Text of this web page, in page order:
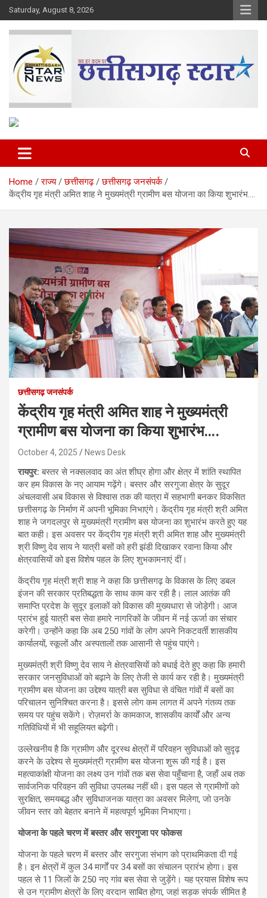
Skip
to
content
Saturday, August 8, 2026
Chhattisgarh Star
Home राज्य छत्तीसगढ़
छत्तीसगढ़ जनसंपर्क
केंद्रीय गृह मंत्री अमित शाह ने मुख्यमंत्री ग्रामीण बस योजना का किया शुभारंभ….
छत्तीसगढ़ जनसंपर्क
केंद्रीय गृह मंत्री अमित शाह ने मुख्यमंत्री
ग्रामीण बस योजना का किया शुभारंभ….
October 4, 2025 News Desk
रायपुर:बस्तर से नक्सलवाद का अंत शीघ्र होगा और क्षेत्र में शांति स्थापित
कर हम विकास के नए आयाम गढ़ेंगे। बस्तर और सरगुजा क्षेत्र के सुदूर
अंचलवासी अब विकास से विश्वास तक की यात्रा में सहभागी बनकर विकसित
छत्तीसगढ़ के निर्माण में अपनी भूमिका निभाएंगे। केंद्रीय गृह मंत्री श्री अमित
शाह ने जगदलपुर से मुख्यमंत्री ग्रामीण बस योजना का शुभारंभ करते हुए यह
बात कही। इस अवसर पर केंद्रीय गृह मंत्री श्री अमित शाह और मुख्यमंत्री
श्री विष्णु देव साय ने यात्री बसों को हरी झंडी दिखाकर रवाना किया और
क्षेत्रवासियों को इस विशेष पहल के लिए शुभकामनाएं दीं।
केंद्रीय गृह मंत्री श्री शाह ने कहा कि छत्तीसगढ़ के विकास के लिए डबल
इंजन की सरकार प्रतिबद्धता के साथ काम कर रही है। लाल आतंक की
समाप्ति प्रदेश के सुदूर इलाकों को विकास की मुख्यधारा से जोड़ेगी। आज
प्रारंभ हुई यात्री बस सेवा हमारे नागरिकों के जीवन में नई ऊर्जा का संचार
करेगी। उन्होंने कहा कि अब 250 गांवों के लोग अपने निकटवर्ती शासकीय
कार्यालयों, स्कूलों और अस्पतालों तक आसानी से पहुंच पाएंगे।
मुख्यमंत्री श्री विष्णु देव साय ने क्षेत्रवासियों को बधाई देते हुए कहा कि हमारी
सरकार जनसुविधाओं को बढ़ाने के लिए तेजी से कार्य कर रही है। मुख्यमंत्री
ग्रामीण बस योजना का उद्देश्य यात्री बस सुविधा से वंचित गांवों में बसों का
परिचालन सुनिश्चित करना है। इससे लोग कम लागत में अपने गंतव्य तक
समय पर पहुंच सकेंगे। रोज़मर्रा के कामकाज, शासकीय कार्यों और अन्य
गतिविधियों में भी सहूलियत बढ़ेगी।
उल्लेखनीय है कि ग्रामीण और दूरस्थ क्षेत्रों में परिवहन सुविधाओं को सुदृढ़
करने के उद्देश्य से मुख्यमंत्री ग्रामीण बस योजना शुरू की गई है। इस
महत्वाकांक्षी योजना का लक्ष्य उन गांवों तक बस सेवा पहुँचाना है, जहाँ अब तक
सार्वजनिक परिवहन की सुविधा उपलब्ध नहीं थी। इस पहल से ग्रामीणों को
सुरक्षित, समयबद्ध और सुविधाजनक यात्रा का अवसर मिलेगा, जो उनके
जीवन स्तर को बेहतर बनाने में महत्वपूर्ण भूमिका निभाएगा।
योजना के पहले चरण में बस्तर और सरगुजा पर फोकस
योजना के पहले चरण में बस्तर और सरगुजा संभाग को प्राथमिकता दी गई
है। इन क्षेत्रों में कुल 34 मार्गों पर 34 बसों का संचालन प्रारंभ होगा। इस
पहल से 11 जिलों के 250 नए गांव बस सेवा से जुड़ेंगे। यह प्रयास विशेष रूप
से उन ग्रामीण क्षेत्रों के लिए वरदान साबित होगा, जहां सड़क संपर्क सीमित है